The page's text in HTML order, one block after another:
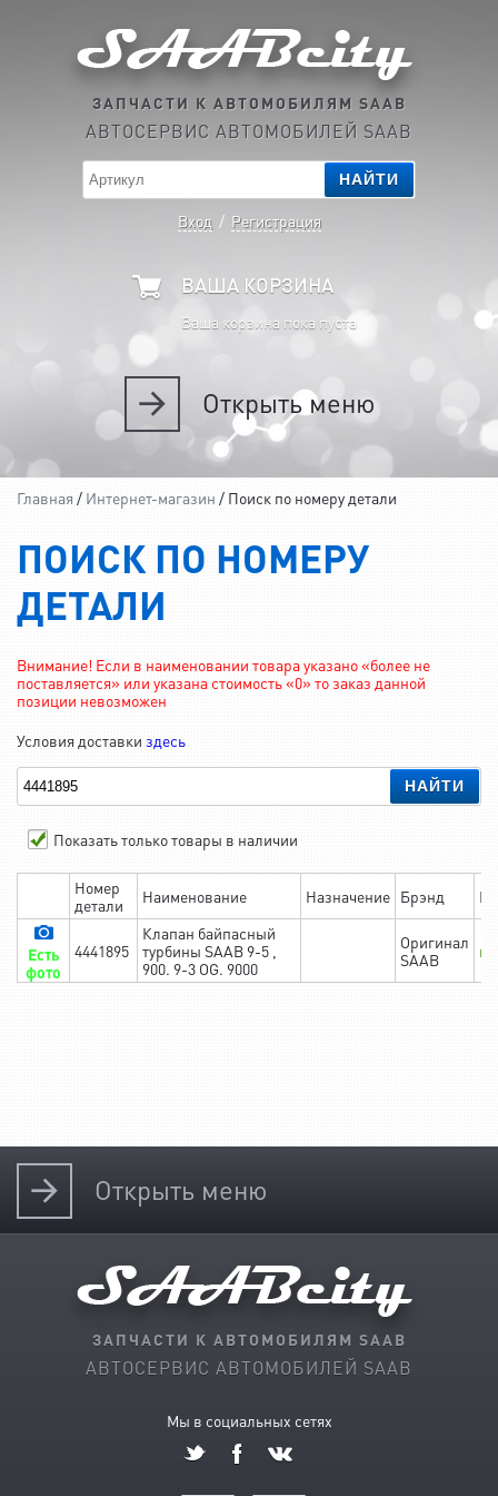
ЗАПЧАСТИ К АВТОМОБИЛЯМ SAAB
АВТОСЕРВИС АВТОМОБИЛЕЙ SAAB
НАЙТИ
Вход / Регистрация
ВАША КОРЗИНА
Ваша корзина пока пуста
Открытьменю
Главная / Интернет-магазин / Поиск по номеру детали
ПОИСК ПО НОМЕРУ
ДЕТАЛИ
Внимание! Если в наименовании товара указано «более не
поставляется» или указана стоимость «0» то заказ данной
позиции невозможен
Условия доставки здесь
НАЙТИ
Показать только товары в наличии
Номер
детали
Наименование Назначение Брэнд
Есть
фото
4441895
Клапан байпасный
турбины SAAB 9-5 ,
900. 9-3 OG. 9000
Оригинал
SAAB
в
Открыть меню
ЗАПЧАСТИ К АВТОМОБИЛЯМ SAAB
АВТОСЕРВИС АВТОМОБИЛЕЙ SAAB
Мы в социальных сетях